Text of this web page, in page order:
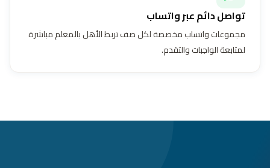
تواصل دائم عبر واتساب
مجموعات واتساب مخصصة لكل صف تربط الأهل بالمعلم مباشرة
لمتابعة الواجبات والتقدم.